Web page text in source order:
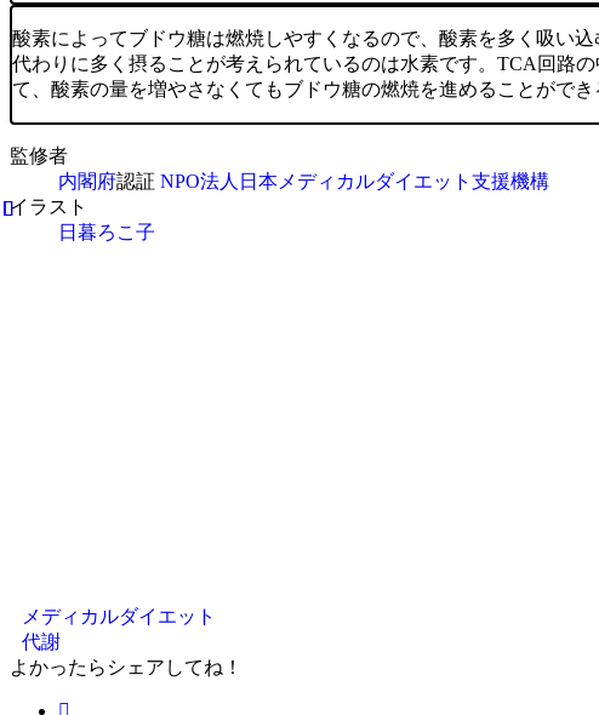
酸素によってブドウ糖は燃焼しやすくなるので、酸素を多く吸い
代わりに多く摂ることが考えられているのは水素です。TCA回路
て、酸素の量を増やさなくてもブドウ糖の燃焼を進めることができ
監修者
内閣府認証 NPO法人日本メディカルダイエット支援機構
イラスト
日暮ろこ子
メディカルダイエット
代謝
よかったらシェアしてね！